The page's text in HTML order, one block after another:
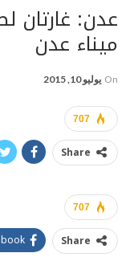
عدن: غارتان
ميناء عدن
On يوليو 10, 2015
707
Share
707
Share